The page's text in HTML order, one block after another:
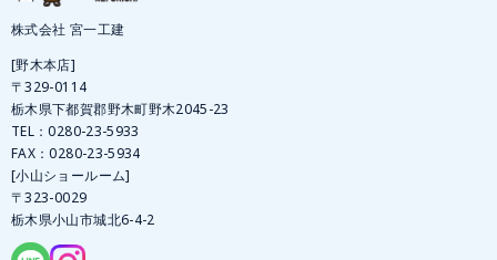
株式会社 宮一工建
[野木本店]
〒329-0114
栃木県下都賀郡野木町野木2045-23
TEL：0280-23-5933
FAX：0280-23-5934
[小山ショールーム]
〒323-0029
栃木県小山市城北6-4-2